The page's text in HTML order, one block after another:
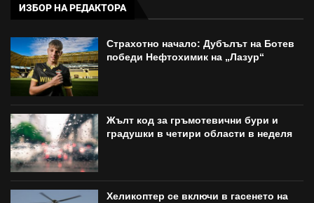
ИЗБОР НА РЕДАКТОРА
Страхотно начало: Дубълът на Ботев
победи Нефтохимик на „Лазур“
Жълт код за гръмотевични бури и
градушки в четири области в неделя
Хеликоптер се включи в гасенето на